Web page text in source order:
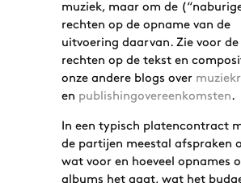
muziek, maar om de
rechten op de opname van de
uitvoering daarvan. Zie voor de
rechten op de tekst en
onze andere blogs over
en publishingovereenkomsten.
In een typisch platencontract
de partijen meestal afspraken
wat voor en hoeveel opnames
albums het gaat, wat het